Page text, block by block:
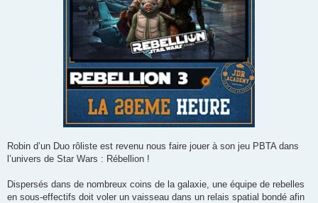
Robin d’un Duo rôliste est revenu nous faire jouer à son jeu PBTA dans
l’univers de Star Wars : Rébellion !
Dispersés dans de nombreux coins de la galaxie, une équipe de rebelles
en sous-effectifs doit voler un vaisseau dans un relais spatial bondé afin